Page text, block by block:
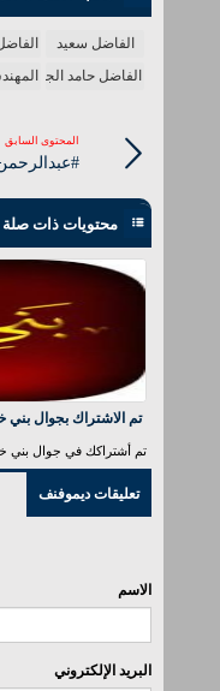
الفاضل سعيد
الفاضل حامد الجبوري
المحتوى السابق
محتويات ذات صلة
تم الاشتراك بجوال بني
تم أشتراكك في جوال بني
تعليقات ديموفنف
الاسم
البريد الإلكتروني